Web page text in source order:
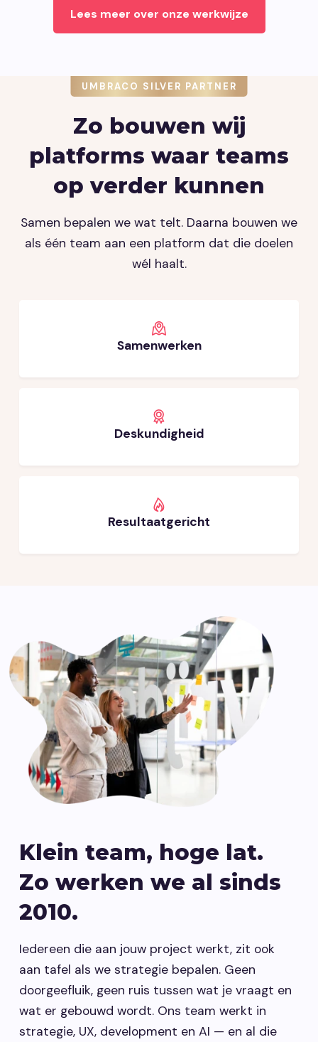
Lees meer over onze werkwijze
UMBRACO SILVER PARTNER
Zo bouwen wij
platforms waar teams
op verder kunnen
Samen bepalen we wat telt. Daarna bouwen we
als één team aan een platform dat die doelen
wél haalt.
Samenwerken
Deskundigheid
Resultaatgericht
Klein team, hoge lat.
Zo werken we al sinds
2010.
Iedereen die aan jouw project werkt, zit ook
aan tafel als we strategie bepalen. Geen
doorgeefluik, geen ruis tussen wat je vraagt en
wat er gebouwd wordt. Ons team werkt in
strategie, UX, development en AI — en al die